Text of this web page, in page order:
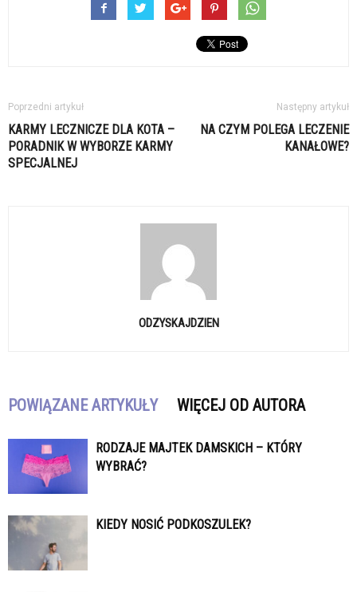
Poprzedni artykuł
KARMY LECZNICZE DLA KOTA –
PORADNIK W WYBORZE KARMY
SPECJALNEJ
Następny artykuł
NA CZYM POLEGA LECZENIE
KANAŁOWE?
ODZYSKAJDZIEN
POWIĄZANE ARTYKUŁY WIĘCEJ OD AUTORA
RODZAJE MAJTEK DAMSKICH – KTÓRY
WYBRAĆ?
KIEDY NOSIĆ PODKOSZULEK?